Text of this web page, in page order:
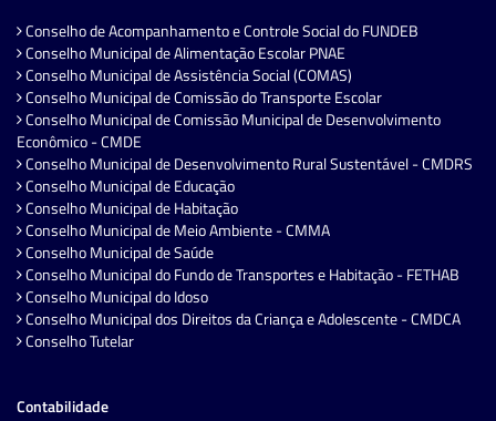
Conselho de Acompanhamento e Controle Social do FUNDEB
Conselho Municipal de Alimentação Escolar PNAE
Conselho Municipal de Assistência Social (COMAS)
Conselho Municipal de Comissão do Transporte Escolar
Conselho Municipal de Comissão Municipal de Desenvolvimento
Econômico - CMDE
Conselho Municipal de Desenvolvimento Rural Sustentável - CMDRS
Conselho Municipal de Educação
Conselho Municipal de Habitação
Conselho Municipal de Meio Ambiente - CMMA
Conselho Municipal de Saúde
Conselho Municipal do Fundo de Transportes e Habitação - FETHAB
Conselho Municipal do Idoso
Conselho Municipal dos Direitos da Criança e Adolescente - CMDCA
Conselho Tutelar
Contabilidade